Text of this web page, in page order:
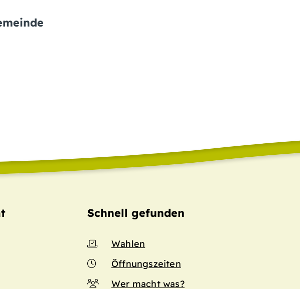
Schnell gefunden
Wahlen
Öffnungszeiten
Wer macht was?